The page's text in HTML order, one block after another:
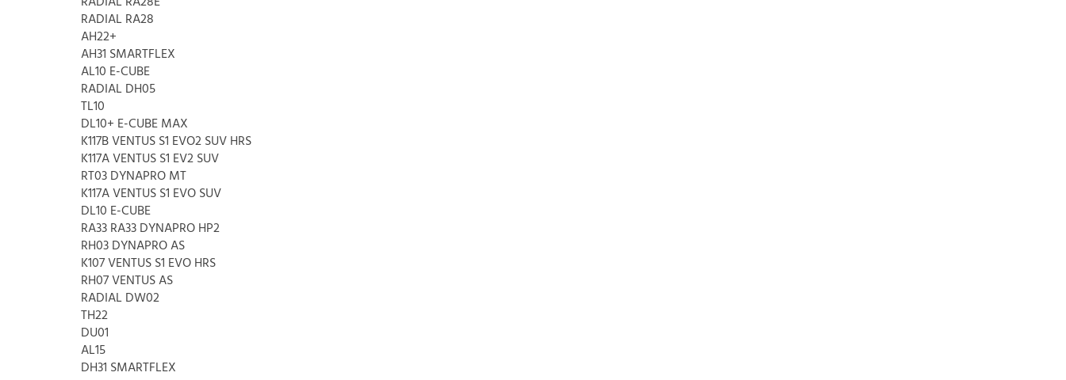
RADIAL RA28
AH22+
AH31 SMARTFLEX
AL10 E-CUBE
RADIAL DH05
TL10
DL10+ E-CUBE MAX
K117B VENTUS S1 EVO2 SUV HRS
K117A VENTUS S1 EV2 SUV
RT03 DYNAPRO MT
K117A VENTUS S1 EVO SUV
DL10 E-CUBE
RA33 RA33 DYNAPRO HP2
RH03 DYNAPRO AS
K107 VENTUS S1 EVO HRS
RH07 VENTUS AS
RADIAL DW02
TH22
DU01
AL15
DH31 SMARTFLEX